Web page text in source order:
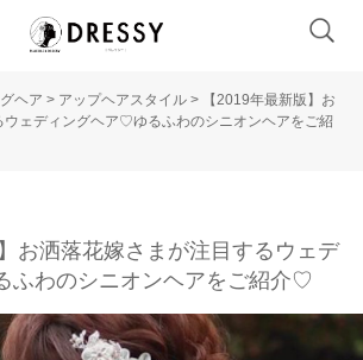
ヘア > アップヘアスタイル >
【2019年最新版】お
ウェディングヘア♡ゆるふわのシニオンヘアをご紹
お洒落花嫁さまが注目するウェデ
ふわのシニオンヘアをご紹介♡